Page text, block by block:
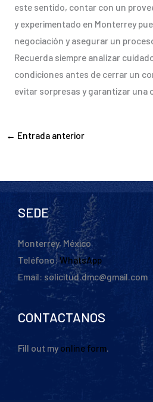
este sentido, contar con un
y experimentado en Monterrey
negociación y asegurar un
Recuerda siempre analizar
condiciones antes de cerrar un
evitar sorpresas y garantizar una
← Entrada anterior
SEDE
Monterrey, México
Teléfono:WhatsApp
Email: solicitud.dmc@gmail.com
CONTACTANOS
Fill out my online form.